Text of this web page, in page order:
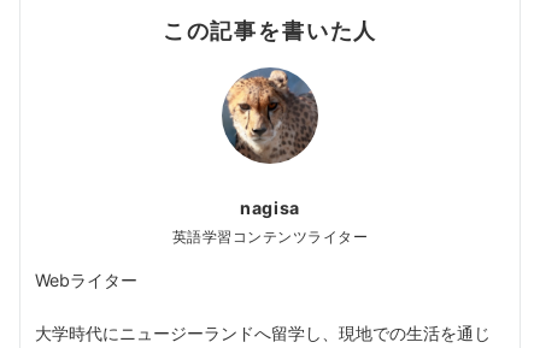
この記事を書いた人
nagisa
英語学習コンテンツライター
Webライター
大学時代にニュージーランドへ留学し、現地での生活を通じ